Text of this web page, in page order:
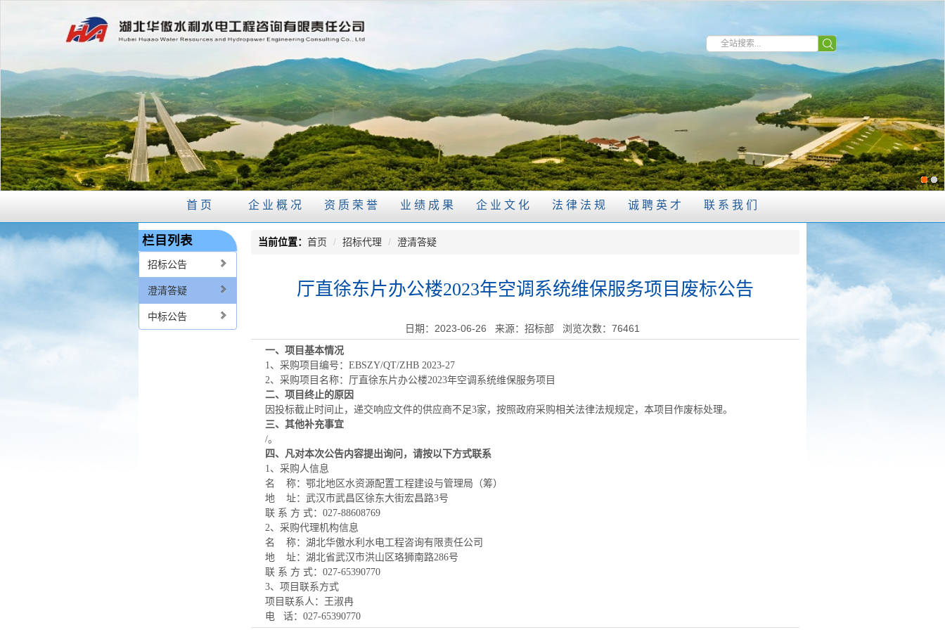
首页 企业概况 资质荣誉 业绩成果 企业文化 法律法规 诚聘英才 联系我们
栏目列表
招标公告
澄清答疑
中标公告
当前位置： 首页 / 招标代理 / 澄清答疑
厅直徐东片办公楼2023年空调系统维保服务项目废标公告
日期：2023-06-26 来源：招标部 浏览次数：76461
一、项目基本情况
1、采购项目编号： EBSZY/QT/ZHB 2023-27
2、采购项目名称：厅直徐东片办公楼2023年空调系统维保服务项目
二、项目终止的原因
因投标截止时间止，递交响应文件的供应商不足3家，按照政府采购相关法律法规规定，本项目作废标处理。
三、其他补充事宜
/。
四、凡对本次公告内容提出询问，请按以下方式联系
1、采购人信息
名
称：鄂北地区水资源配置工程建设与管理局（筹）
地
址：武汉市武昌区徐东大街宏昌路3号
联 系 方 式： 027-88608769
2、采购代理机构信息
名
称：湖北华傲水利水电工程咨询有限责任公司
地
址：湖北省武汉市洪山区珞狮南路286号
联 系 方 式： 027-65390770
3、项目联系方式
项目联系人：王淑冉
电
话： 027-65390770